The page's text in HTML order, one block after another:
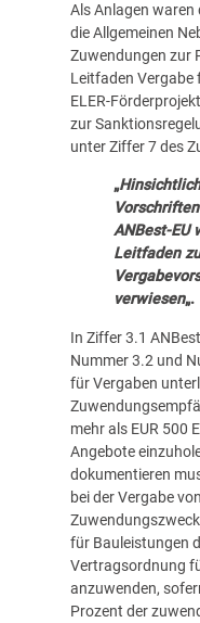
Als Anlagen waren
die Allgemeinen
Zuwendungen zur
Leitfaden Vergabe
ELER-
zur
unter Ziffer 7 des
„
ANBest-EU
Leitfaden
verwiesen„.
In Ziffer 3.1
Nummer 3.2 und
für Vergaben
mehr als EUR 500
Angebote
dokumentieren
bei der Vergabe
für Bauleistungen
Vertragsordnung
anzuwenden,
Prozent der